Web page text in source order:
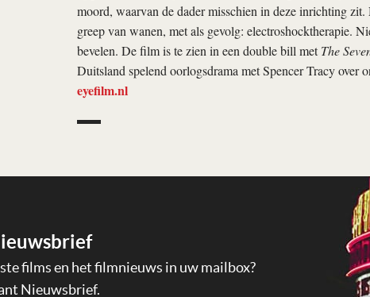
moord, waarvan de dader misschien in deze inrichting
greep van wanen, met als gevolg: electroshocktherapie.
bevelen. De film is te zien in een double bill metThe
Duitsland spelend oorlogsdrama met Spencer Tracy over
eyefilm.nl
films en het filmnieuws in uw mailbox?
Nieuwsbrief.